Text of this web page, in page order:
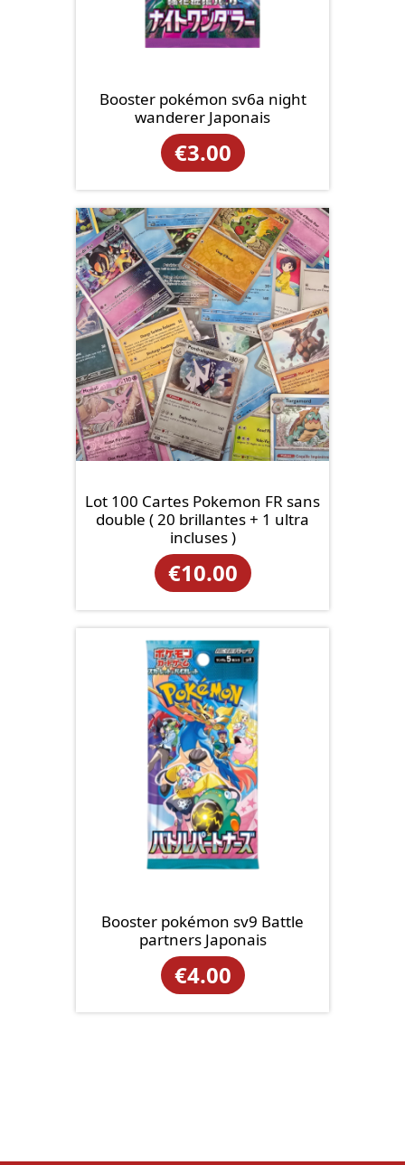
Booster pokémon sv6a night
wanderer Japonais
€3.00
Lot 100 Cartes Pokemon FR sans
double ( 20 brillantes + 1 ultra
incluses )
€10.00
Booster pokémon sv9 Battle
partners Japonais
€4.00